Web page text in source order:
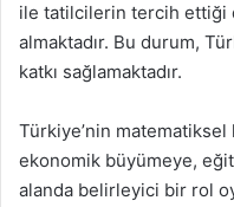
ile tatilcilerin tercih ettiği
almaktadır. Bu durum,
katkı sağlamaktadır.
Türkiye’nin
ekonomik büyümeye,
alanda belirleyici bir rol